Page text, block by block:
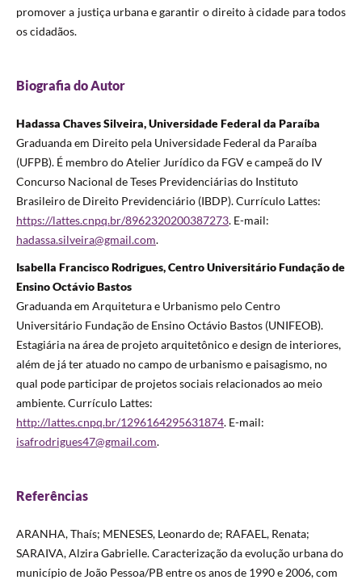
promover a justiça urbana e garantir o direito à cidade para todos
os cidadãos.
Biografia do Autor
Hadassa Chaves Silveira, Universidade Federal da Paraíba
Graduanda em Direito pela Universidade Federal da Paraíba
(UFPB). É membro do Atelier Jurídico da FGV e campeã do IV
Concurso Nacional de Teses Previdenciárias do Instituto
Brasileiro de Direito Previdenciário (IBDP). Currículo Lattes:
https://lattes.cnpq.br/8962320200387273. E-mail:
hadassa.silveira@gmail.com.
Isabella Francisco Rodrigues, Centro Universitário Fundação de
Ensino Octávio Bastos
Graduanda em Arquitetura e Urbanismo pelo Centro
Universitário Fundação de Ensino Octávio Bastos (UNIFEOB).
Estagiária na área de projeto arquitetônico e design de interiores,
além de já ter atuado no campo de urbanismo e paisagismo, no
qual pode participar de projetos sociais relacionados ao meio
ambiente. Currículo Lattes:
http://lattes.cnpq.br/1296164295631874. E-mail:
isafrodrigues47@gmail.com.
Referências
ARANHA, Thaís; MENESES, Leonardo de; RAFAEL, Renata;
SARAIVA, Alzira Gabrielle. Caracterização da evolução urbana do
município de João Pessoa/PB entre os anos de 1990 e 2006, com